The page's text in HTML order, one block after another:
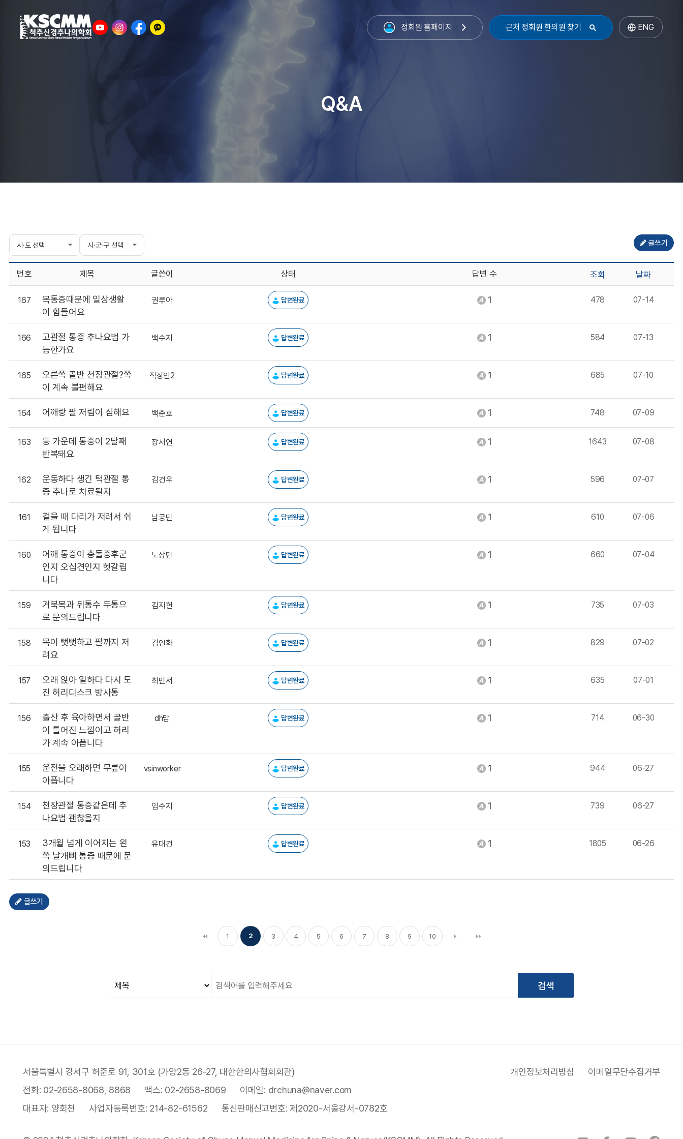
정회원 홈페이지 근처 정회원 한의원 찾기 ENG
Q&A
글쓰기
번호 제목 글쓴이 상태 답변 수 조회 날짜
167
목통증때문에 일상생활
이 힘들어요
권루아 답변완료 1 478 07-14
166
고관절 통증 추나요법 가
능한가요
백수지 답변완료 1 584 07-13
165
오른쪽 골반 천장관절?쪽
이 계속 불편해요
직장인2 답변완료 1 685 07-10
164 어깨랑 팔 저림이 심해요 백준호 답변완료 1 748 07-09
163
등 가운데 통증이 2달째
반복돼요
장서연 답변완료 1 1643 07-08
162
운동하다 생긴 턱관절 통
증 추나로 치료될지
김건우 답변완료 1 596 07-07
161
걸을 때 다리가 저려서 쉬
게 됩니다
남궁민 답변완료 1 610 07-06
160
어깨 통증이 충돌증후군
인지 오십견인지 헷갈립
니다
노상민 답변완료 1 660 07-04
159
거북목과 뒤통수 두통으
로 문의드립니다
김지헌 답변완료 1 735 07-03
158
목이 뻣뻣하고 팔까지 저
려요
김인화 답변완료 1 829 07-02
157
오래 앉아 일하다 다시 도
진 허리디스크 방사통
최민서 답변완료 1 635 07-01
156
출산 후 육아하면서 골반
이 틀어진 느낌이고 허리
가 계속 아픕니다
dh맘 답변완료 1 714 06-30
155
운전을 오래하면 무릎이
아픕니다
vsinworker 답변완료 1 944 06-27
154
천장관절 통증같은데 추
나요법 괜찮을지
임수지 답변완료 1 739 06-27
153
3개월 넘게 이어지는 왼
쪽 날개뼈 통증 때문에 문
의드립니다
유대건 답변완료 1 1805 06-26
글쓰기
1 2 3 4 5 6 7 8 9 10
다음 맨끝
개인정보처리방침 이메일무단수집거부
서울특별시 강서구 허준로 91, 301호 (가양2동 26-27, 대한한의사협회회관)
전화: 02-2658-8068, 8868 팩스: 02-2658-8069 이메일: drchuna@naver.com
대표자: 양회천 사업자등록번호: 214-82-61562 통신판매신고번호: 제2020-서울강서-0782호